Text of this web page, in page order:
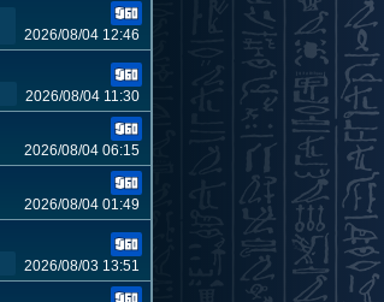
2026/08/04 12:46
2026/08/04 11:30
2026/08/04 06:15
2026/08/04 01:49
2026/08/03 13:51